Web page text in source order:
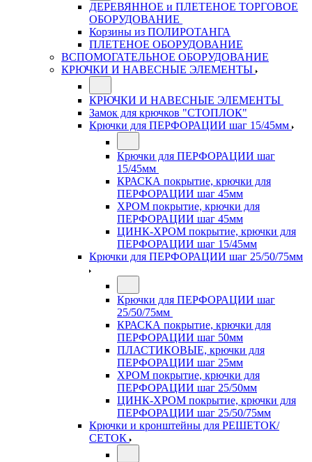
ДЕРЕВЯННОЕ и ПЛЕТЕНОЕ ТОРГОВОЕ
ОБОРУДОВАНИЕ
Корзины из ПОЛИРОТАНГА
ПЛЕТЕНОЕ ОБОРУДОВАНИЕ
ВСПОМОГАТЕЛЬНОЕ ОБОРУДОВАНИЕ
КРЮЧКИ И НАВЕСНЫЕ ЭЛЕМЕНТЫ
КРЮЧКИ И НАВЕСНЫЕ ЭЛЕМЕНТЫ
Замок для крючков "СТОПЛОК"
Крючки для ПЕРФОРАЦИИ шаг 15/45мм
Крючки для ПЕРФОРАЦИИ шаг
15/45мм
КРАСКА покрытие, крючки для
ПЕРФОРАЦИИ шаг 45мм
ХРОМ покрытие, крючки для
ПЕРФОРАЦИИ шаг 45мм
ЦИНК-ХРОМ покрытие, крючки для
ПЕРФОРАЦИИ шаг 15/45мм
Крючки для ПЕРФОРАЦИИ шаг 25/50/75мм
Крючки для ПЕРФОРАЦИИ шаг
25/50/75мм
КРАСКА покрытие, крючки для
ПЕРФОРАЦИИ шаг 50мм
ПЛАСТИКОВЫЕ, крючки для
ПЕРФОРАЦИИ шаг 25мм
ХРОМ покрытие, крючки для
ПЕРФОРАЦИИ шаг 25/50мм
ЦИНК-ХРОМ покрытие, крючки для
ПЕРФОРАЦИИ шаг 25/50/75мм
Крючки и кронштейны для РЕШЕТОК/
СЕТОК